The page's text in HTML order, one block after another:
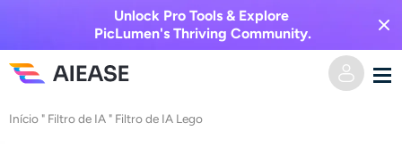
Unlock Pro Tools & Explore
PicLumen's Thriving Community.
Casa
Início " Filtro de IA " Filtro de IA Lego